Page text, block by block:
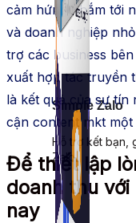
Simple Zalo
Hỗ trợ kết bạn,
Zalo.
cảm hứng nhắm tới
và doanh nghiệp
trợ các business
xuất hợp táctruyền
là kết quả của sự tín
cận content mkt một
Để thiết lập
doanh thu với
nay